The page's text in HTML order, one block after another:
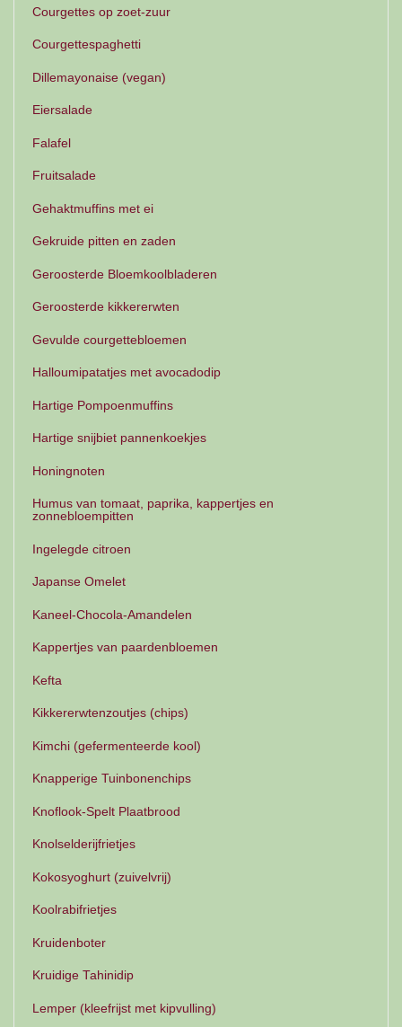
Courgettes op zoet-zuur
Courgettespaghetti
Dillemayonaise (vegan)
Eiersalade
Falafel
Fruitsalade
Gehaktmuffins met ei
Gekruide pitten en zaden
Geroosterde Bloemkoolbladeren
Geroosterde kikkererwten
Gevulde courgettebloemen
Halloumipatatjes met avocadodip
Hartige Pompoenmuffins
Hartige snijbiet pannenkoekjes
Honingnoten
Humus van tomaat, paprika, kappertjes en
zonnebloempitten
Ingelegde citroen
Japanse Omelet
Kaneel-Chocola-Amandelen
Kappertjes van paardenbloemen
Kefta
Kikkererwtenzoutjes (chips)
Kimchi (gefermenteerde kool)
Knapperige Tuinbonenchips
Knoflook-Spelt Plaatbrood
Knolselderijfrietjes
Kokosyoghurt (zuivelvrij)
Koolrabifrietjes
Kruidenboter
Kruidige Tahinidip
Lemper (kleefrijst met kipvulling)